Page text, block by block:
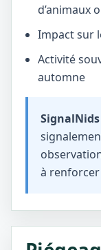
d’animaux
Impact sur
Activité
automne
à renforcer